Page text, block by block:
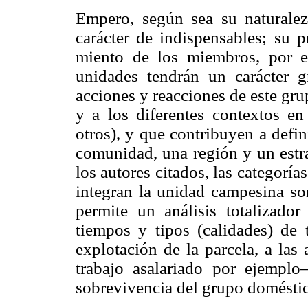
Empero, según sea su
carácter de indispensables; su
miento de los miembros, por
unidades tendrán un carácter
acciones y reacciones de este
y a los diferentes contextos
otros), y que contribuyen a
comunidad, una región y un
los autores citados, las
integran la unidad campesina
permite un análisis
tiempos y tipos (calidades) de
explotación de la parcela, a
trabajo asalariado por
sobrevivencia del grupo